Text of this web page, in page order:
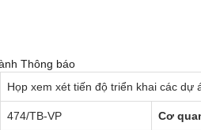
Thông báo
Họp xem xét tiến độ triển khai các dự
474/TB-VP Cơ